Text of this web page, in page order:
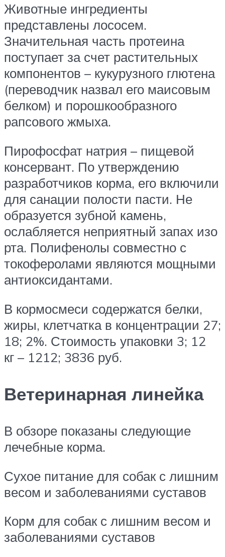
Животные ингредиенты
представлены лососем.
Значительная часть протеина
поступает за счет растительных
компонентов – кукурузного глютена
(переводчик назвал его маисовым
белком) и порошкообразного
рапсового жмыха.
Пирофосфат натрия – пищевой
консервант. По утверждению
разработчиков корма, его включили
для санации полости пасти. Не
образуется зубной камень,
ослабляется неприятный запах изо
рта. Полифенолы совместно с
токоферолами являются мощными
антиоксидантами.
В кормосмеси содержатся белки,
жиры, клетчатка в концентрации 27;
18; 2%. Стоимость упаковки 3; 12
кг – 1212; 3836 руб.
Ветеринарная линейка
В обзоре показаны следующие
лечебные корма.
Сухое питание для собак с лишним
весом и заболеваниями суставов
Корм для собак с лишним весом и
заболеваниями суставов